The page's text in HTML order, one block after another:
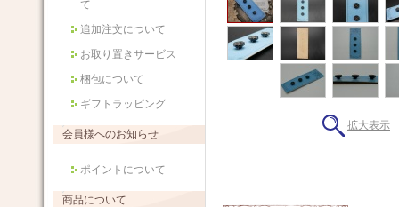
て
追加注文について
お取り置きサービス
梱包について
ギフトラッピング
会員様へのお知らせ
ポイントについて
商品について
拡大表示